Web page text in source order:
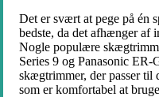
Det er svært at pege på én
bedste, da det afhænger af
Nogle populære
Series 9 og Panasonic
skægtrimmer, der passer til
som er komfortabel at